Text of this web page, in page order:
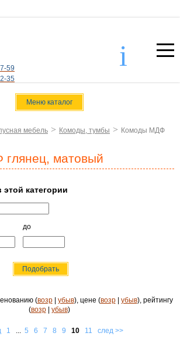
59
35
i
Меню каталог
мебель > Комоды, тумбы > Комоды МДФ
матовый
этой категории
до
(возр| убыв), цене (возр| убыв), рейтингу
(возр| убыв)
1 ... 5 6 7 8 9 10 11 след >>